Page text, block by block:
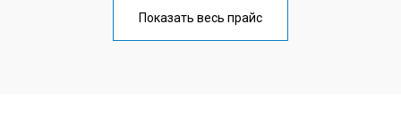
Показать весь прайс